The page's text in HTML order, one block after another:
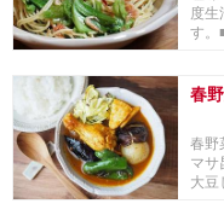
度生
す。
春
春野
マサ
大豆